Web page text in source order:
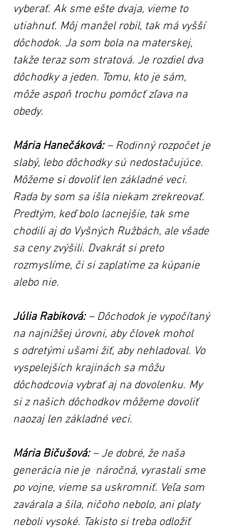
vyberať. Ak sme ešte dvaja, vieme to
utiahnuť. Môj manžel robil, tak má vyšší
dôchodok. Ja som bola na materskej,
takže teraz som stratová. Je rozdiel dva
dôchodky a jeden. Tomu, kto je sám,
môže aspoň trochu pomôcť zľava na
obedy.
Mária Hanečáková: – Rodinný rozpočet je
slabý, lebo dôchodky sú nedostačujúce.
Môžeme si dovoliť len základné veci.
Rada by som sa išla niekam zrekreovať.
Predtým, keď bolo lacnejšie, tak sme
chodili aj do Vyšných Ružbách, ale všade
sa ceny zvýšili. Dvakrát si preto
rozmyslíme, či si zaplatíme za kúpanie
alebo nie.
Júlia Rabiková: – Dôchodok je vypočítaný
na najnižšej úrovni, aby človek mohol
s odretými ušami žiť, aby nehladoval. Vo
vyspelejších krajinách sa môžu
dôchodcovia vybrať aj na dovolenku. My
si z našich dôchodkov môžeme dovoliť
naozaj len základné veci.
Mária Bičušová: – Je dobré, že naša
generácia nie je  náročná, vyrastali sme
po vojne, vieme sa uskromniť. Veľa som
zavárala a šila, ničoho nebolo, ani platy
neboli vysoké. Takisto si treba odložiť